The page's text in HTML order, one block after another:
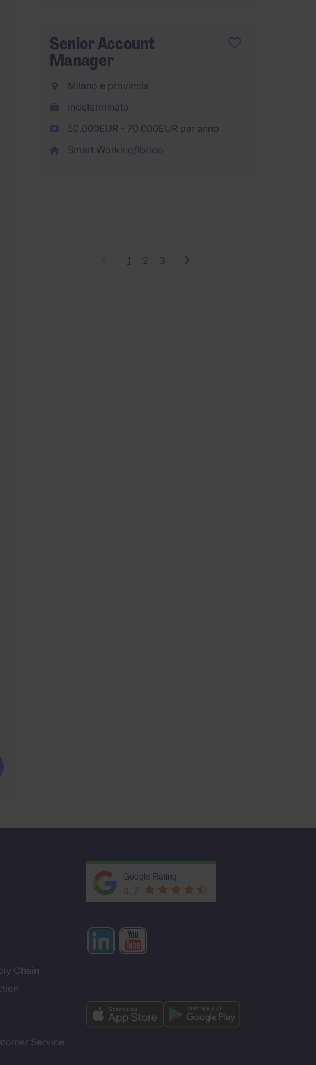
Senior Account
Manager
Milano e provincia
Indeterminato
50.000EUR - 70.000EUR per anno
Smart Working/Ibrido
1 Showing
2 3
Chain
Service
Google Rating
4.7